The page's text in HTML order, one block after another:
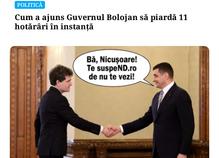
POLITICĂ
Cum a ajuns Guvernul Bolojan să piardă 11
hotărâri în instanță